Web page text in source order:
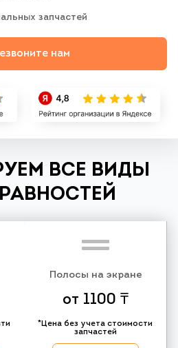
запчастей
нам
ВСЕ ВИДЫ
Полосы на экране
от 1100 ₸
*Цена без учета стоимости
запчастей